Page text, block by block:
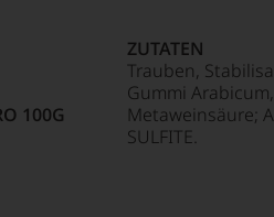
100G
ZUTATEN
Trauben,
Gummi Arabicum,
Metaweinsäure;
SULFITE.